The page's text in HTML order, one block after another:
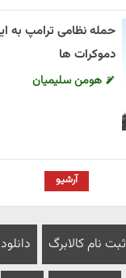
حمله نظامی ترامپ به
دموکرات ها
هومن سلیمیان
آرشیو
ثبت نام کالابرگ